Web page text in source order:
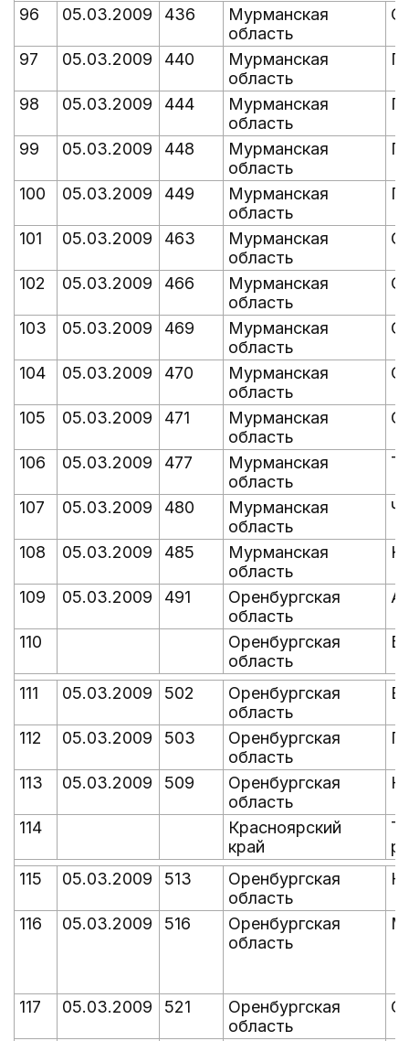
96 05.03.2009 436
Мурманская
область
97 05.03.2009 440
Мурманская
область
98 05.03.2009 444
Мурманская
область
99 05.03.2009 448
Мурманская
область
100 05.03.2009 449
Мурманская
область
101 05.03.2009 463
Мурманская
область
102 05.03.2009 466
Мурманская
область
103 05.03.2009 469
Мурманская
область
104 05.03.2009 470
Мурманская
область
105 05.03.2009 471
Мурманская
область
106 05.03.2009 477
Мурманская
область
107 05.03.2009 480
Мурманская
область
108 05.03.2009 485
Мурманская
область
109 05.03.2009 491
Оренбургская
область
110
Оренбургская
область
111 05.03.2009 502
Оренбургская
область
112 05.03.2009 503
Оренбургская
область
113 05.03.2009 509
Оренбургская
область
114
Красноярский
край
115
05.03.2009 513
Оренбургская
область
116 05.03.2009 516
Оренбургская
область
117 05.03.2009 521
Оренбургская
область